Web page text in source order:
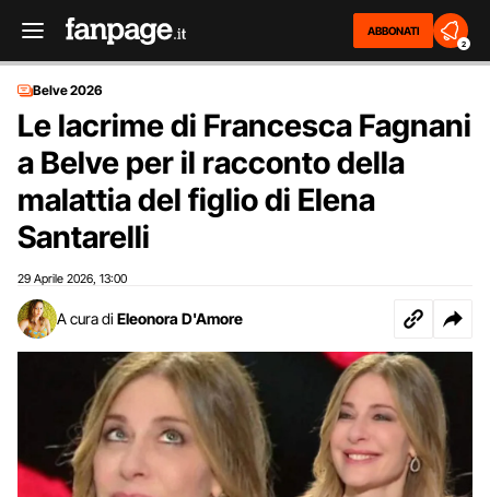
ABBONATI
2
Belve 2026
Le lacrime di Francesca Fagnani
a Belve per il racconto della
malattia del figlio di Elena
Santarelli
29 Aprile 2026 13:00
A cura di Eleonora D'Amore